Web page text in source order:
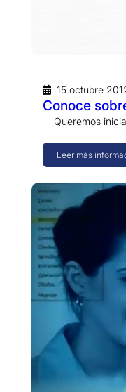
15 octubre
Conoce
Queremos
Leer más